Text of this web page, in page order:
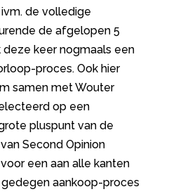
de volledige
de afgelopen 5
deze keer nogmaals een
proces. Ook hier
samen met Wouter
op een
pluspunt van de
Second Opinion
een aan alle kanten
aankoop-proces